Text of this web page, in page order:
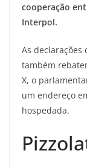
cooperação
Interpol.
As
também
X, o
um endereço
hospedada.